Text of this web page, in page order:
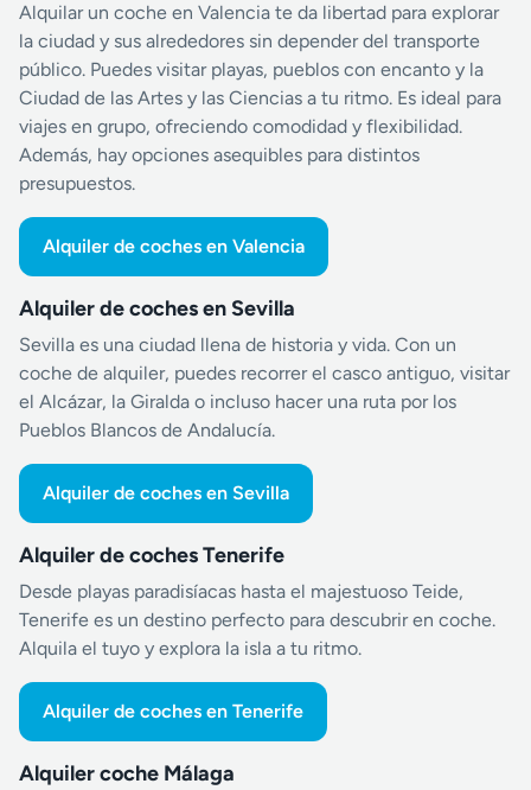
Alquilar un coche en Valencia te da libertad para explorar
la ciudad y sus alrededores sin depender del transporte
público. Puedes visitar playas, pueblos con encanto y la
Ciudad de las Artes y las Ciencias a tu ritmo. Es ideal para
viajes en grupo, ofreciendo comodidad y flexibilidad.
Además, hay opciones asequibles para distintos
presupuestos.
Alquiler de coches en Valencia
Alquiler de coches en Sevilla
Sevilla es una ciudad llena de historia y vida. Con un
coche de alquiler, puedes recorrer el casco antiguo, visitar
el Alcázar, la Giralda o incluso hacer una ruta por los
Pueblos Blancos de Andalucía.
Alquiler de coches en Sevilla
Alquiler de coches Tenerife
Desde playas paradisíacas hasta el majestuoso Teide,
Tenerife es un destino perfecto para descubrir en coche.
Alquila el tuyo y explora la isla a tu ritmo.
Alquiler de coches en Tenerife
Alquiler coche Málaga